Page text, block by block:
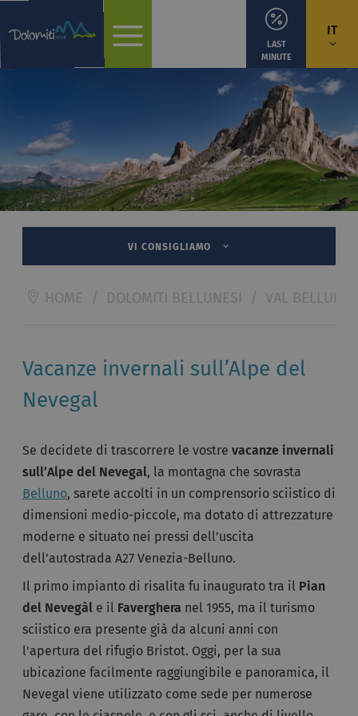
IT
LAST
MINUTE
VI CONSIGLIAMO
HOME / DOLOMITI BELLUNESI / VAL BELLUNA
Vacanze invernali sull’Alpe del
Nevegal
Se decidete di trascorrere le vostre vacanze invernali
sull’Alpe del Nevegal, la montagna che sovrasta
Belluno, sarete accolti in un comprensorio sciistico di
dimensioni medio-piccole, ma dotato di attrezzature
moderne e situato nei pressi dell’uscita
dell’autostrada A27 Venezia-Belluno.
Il primo impianto di risalita fu inaugurato tra il Pian
del Nevegàle il Faverghera nel 1955, ma il turismo
sciistico era presente già da alcuni anni con
l'apertura del rifugio Bristot. Oggi, per la sua
ubicazione facilmente raggiungibile e panoramica, il
Nevegal viene utilizzato come sede per numerose